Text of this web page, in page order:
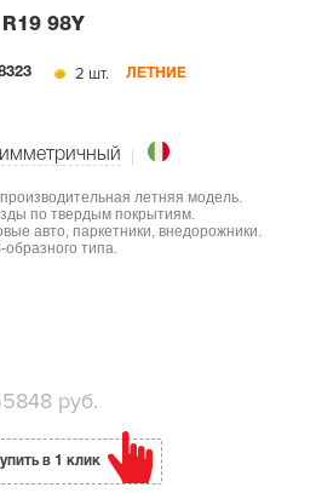
98Y
2 шт. ЛЕТНИЕ
летняя модель.
по твердым покрытиям.
авто, паркетники, внедорожники.
типа.
руб.
в 1 клик